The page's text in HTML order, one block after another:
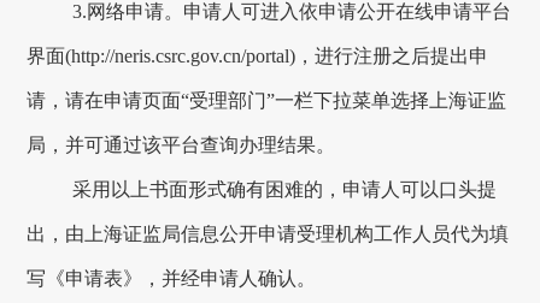
3.网络申请。申请人可进入依申请公开在线申请平台
界面(http://neris.csrc.gov.cn/portal) ，进行注册之后提出申
请，请在申请页面“受理部门”一栏下拉菜单选择上海证监
局，并可通过该平台查询办理结果。
采用以上书面形式确有困难的，申请人可以口头提
出，由上海证监局信息公开申请受理机构工作人员代为填
写《申请表》，并经申请人确认。